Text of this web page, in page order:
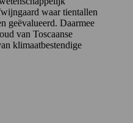
waar tientallen
geëvalueerd. Daarmee
van Toscaanse
klimaatbestendige